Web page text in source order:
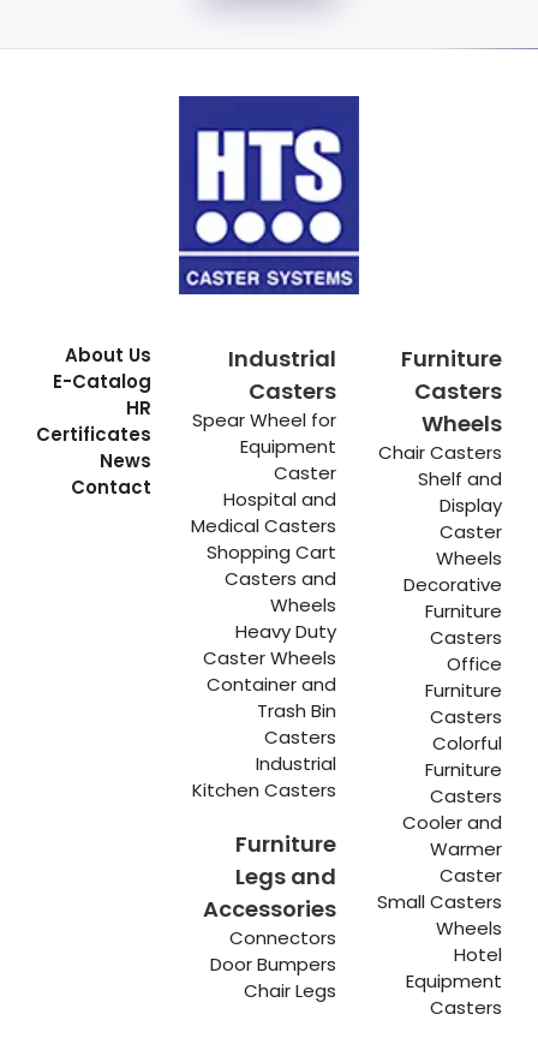
Furniture
Casters
Wheels
Chair Casters
Shelf and
Display
Caster
Wheels
Decorative
Furniture
Casters
Office
Furniture
Casters
Colorful
Furniture
Casters
Cooler and
Warmer
Caster
Small Casters
Wheels
Hotel
Equipment
Casters
Industrial
Casters
Spear Wheel for
Equipment
Caster
Hospital and
Medical Casters
Shopping Cart
Casters and
Wheels
Heavy Duty
Caster Wheels
Container and
Trash Bin
Casters
Industrial
Kitchen Casters
Furniture
Legs and
Accessories
Connectors
Door Bumpers
Chair Legs
About Us
E-Catalog
HR
Certificates
News
Contact